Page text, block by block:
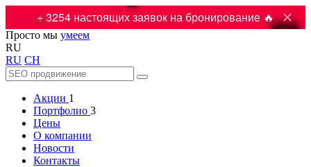
+ 3254 настоящих заявок на бронирование 🔥
Просто мы умеем
RU
RU CH
Акции 1
Портфолио 3
Цены
О компании
Новости
Контакты